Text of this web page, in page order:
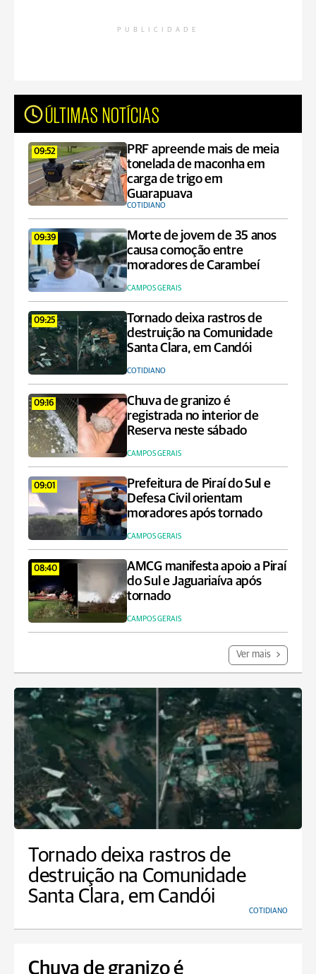
PUBLICIDADE
ÚLTIMAS NOTÍCIAS
09:52
PRF apreende mais de meia
tonelada de maconha em
carga de trigo em
Guarapuava
COTIDIANO
09:39
Morte de jovem de 35 anos
causa comoção entre
moradores de Carambeí
CAMPOS GERAIS
09:25
Tornado deixa rastros de
destruição na Comunidade
Santa Clara, em Candói
COTIDIANO
09:16
Chuva de granizo é
registrada no interior de
Reserva neste sábado
CAMPOS GERAIS
09:01
Prefeitura de Piraí do Sul e
Defesa Civil orientam
moradores após tornado
CAMPOS GERAIS
08:40
AMCG manifesta apoio a Piraí
do Sul e Jaguariaíva após
tornado
CAMPOS GERAIS
Ver mais
Tornado deixa rastros de
destruição na Comunidade
Santa Clara, em Candói
COTIDIANO
Chuva de granizo é